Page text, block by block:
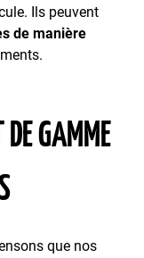
Ils peuvent
de manière
DE GAMME
que nos